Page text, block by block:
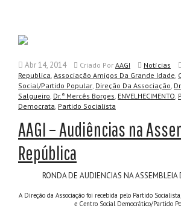
Abr 14, 2014 Criado Por AAGI Notícias
Republica, Associação Amigos Da Grande Idade,
Social/Partido Popular, Direção Da Associação,
Salgueiro, Dr.ª Mercês Borges, ENVELHECIMENTO,
Democrata, Partido Socialista
AAGI – Audiências na
República
RONDA DE AUDIENCIAS NA ASSEMBLEIA
A Direção da Associação foi recebida pelo Partido
e Centro Social Democrático/Partido